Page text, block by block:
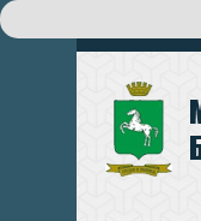
ФОРМА